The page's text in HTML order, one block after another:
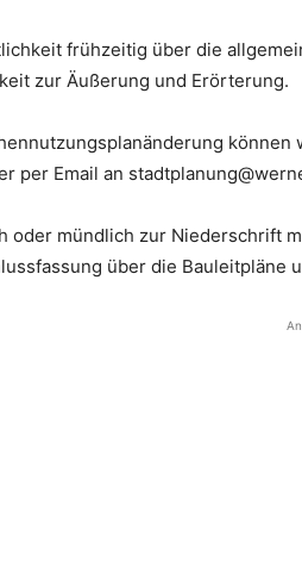
frühzeitig über die
zur Äußerung und Erörterung.
per Email an
oder mündlich zur Niederschrift
über die Bauleitpläne